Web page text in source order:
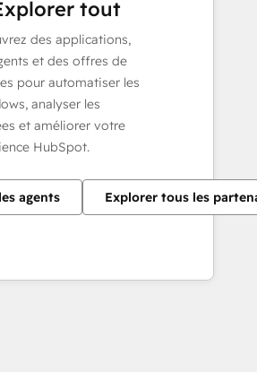
tout
des applications,
et des offres de
pour automatiser les
analyser les
et améliorer votre
HubSpot.
agents Explorer tous les